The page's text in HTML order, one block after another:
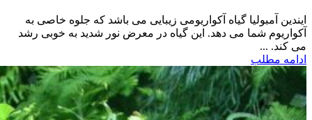
ایندین آمبولیا گیاه آکواریومی زیبایی می باشد که جلوه خاصی به
آکواریوم شما می دهد. این گیاه در معرض نور شدید به خوبی رشد
می کند. ...
ادامه مطلب